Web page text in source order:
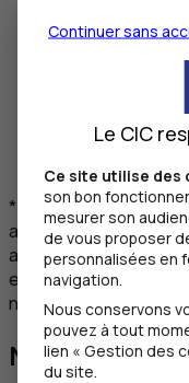
Montant assuré
par assuré
Âge limite
: la
emprunteur
du prêt.
* Entreprises
ayant domicilié la
au moins 1 an, ou
emprunteur
nature.
Nos conseils
Continuer sans
Le CIC
Ce site utilise des
son bon
mesurer son
de vous proposer
personnalisées en
navigation.
Nous conservons
pouvez à tout
lien « Gestion des
du site.